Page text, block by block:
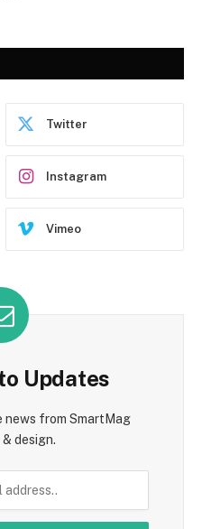
Twitter
Instagram
Vimeo
Updates
from SmartMag
design.